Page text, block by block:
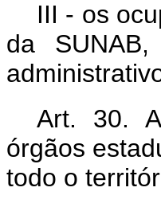
III - os
da
Art. 30.
órgãos
todo o